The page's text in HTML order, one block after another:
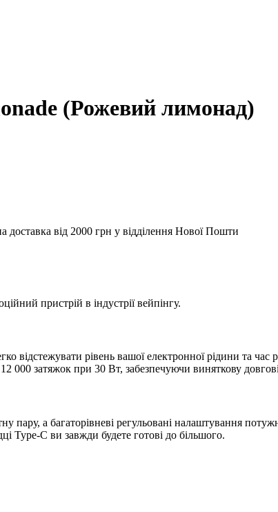
(Рожевий лимонад)
доставка від 2000 грн у відділення Нової Пошти
пристрій в індустрії вейпінгу.
відстежувати рівень вашої електронної рідини та час
затяжок при 30 Вт, забезпечуючи виняткову
пару, а багаторівневі регульовані налаштування
Type-C ви завжди будете готові до більшого.